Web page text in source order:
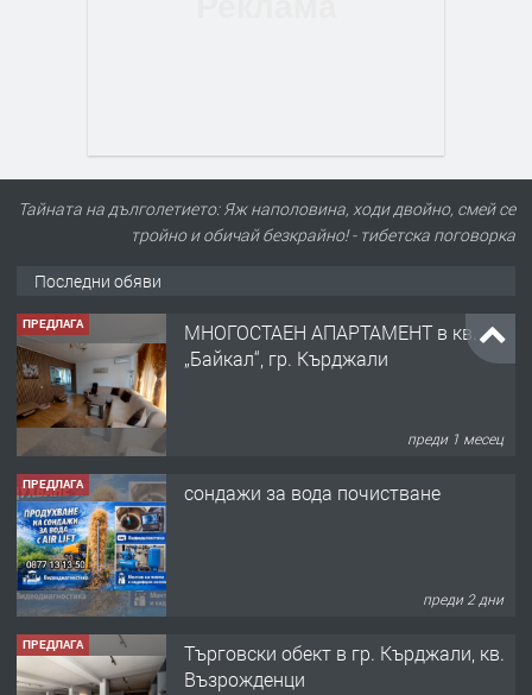
Тайната на дълголетието: Яж наполовина, ходи двойно, смей се
тройно и обичай безкрайно! - тибетска поговорка
Последни обяви
ПРЕДЛАГА
МНОГОСТАЕН АПАРТАМЕНТ в кв.
„Байкал“, гр. Кърджали
преди 1 месец
ПРЕДЛАГА сондажи за вода почистване
преди 2 дни
ПРЕДЛАГА
Tърговски обект в гр. Кърджали, кв.
Възрожденци